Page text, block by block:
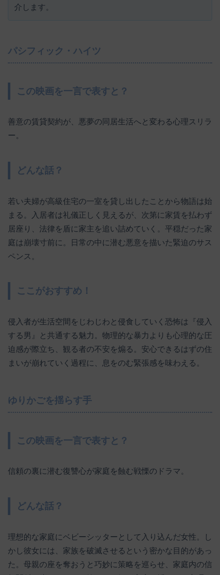
介します。
パシフィック・ハイツ
この映画を一言で表すと？
善意の賃貸契約が、悪夢の同居生活へと変わる心理スリラ
ー。
どんな話？
若い夫婦が高級住宅の一室を貸し出したことから物語は始
まる。入居者は礼儀正しく見えるが、次第に家賃を払わず
居座り、法律を盾に家主を追い詰めていく。平穏だった家
庭は崩壊寸前に。日常の中に潜む悪意を描いた緊迫のサス
ペンス。
ここがおすすめ！
侵入者が生活空間をじわじわと侵食していく恐怖は『侵入
する男』と共通する魅力。物理的な暴力よりも心理的な圧
迫感が際立ち、観る者の不安を煽る。安心できるはずの住
まいが崩れていく過程に、息をのむ緊張感を味わえる。
ゆりかごを揺らす手
この映画を一言で表すと？
信頼の裏に潜む復讐心が家庭を蝕む戦慄のドラマ。
どんな話？
理想的な家庭にベビーシッターとして入り込んだ女性。し
かし彼女には、家族を破滅させるという密かな目的があっ
た。母親の座を奪おうと巧妙に策略を巡らせ、家庭内の信